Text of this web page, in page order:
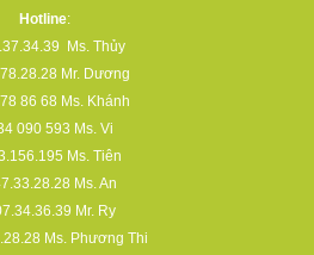
Hotline:
Ms. Thủy
Mr. Dương
86 68 Ms. Khánh
090 593 Ms. Vi
Ms. Tiên
Ms. An
Mr. Ry
Ms. Phương Thi